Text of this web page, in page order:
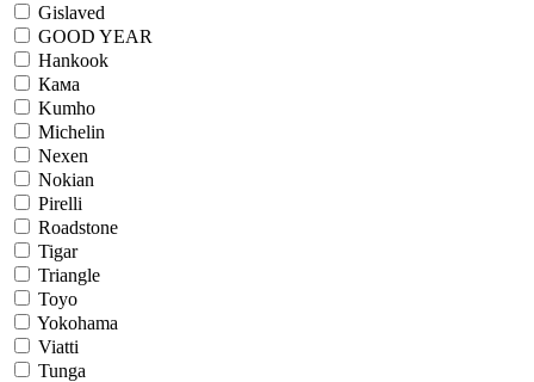
Gislaved
GOOD YEAR
Hankook
Кама
Kumho
Michelin
Nexen
Nokian
Pirelli
Roadstone
Tigar
Triangle
Toyo
Yokohama
Viatti
Tunga